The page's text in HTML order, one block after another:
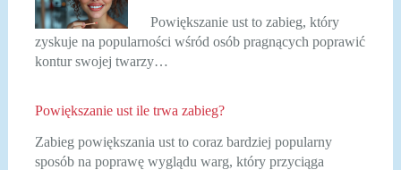
Powiększanie ust to zabieg, który
zyskuje na popularności wśród osób pragnących poprawić
kontur swojej twarzy…
Powiększanie ust ile trwa zabieg?
Zabieg powiększania ust to coraz bardziej popularny
sposób na poprawę wyglądu warg, który przyciąga